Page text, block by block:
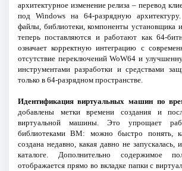
архитектурное изменение релиза – перевод
под Windows на 64-разрядную
файлы, библиотеки, компоненты установщика
теперь поставляются и работают как 64-
означает корректную интеграцию с
отсутствие переключений WoW64 и
инструментами разработки и средствами
только в 64-разрядном пространстве.
Идентификация виртуальных машин по
добавлены метки времени создания и
виртуальной машины. Это упрощает
библиотеками ВМ: можно быстро понять,
создана недавно, какая давно не запускалась,
каталоге. Дополнительно содержимое
отображается прямо во вкладке папки с